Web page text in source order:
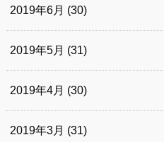
2019年6月 (30)
2019年5月 (31)
2019年4月 (30)
2019年3月 (31)